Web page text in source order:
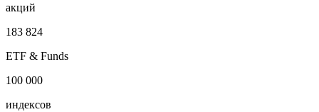
акций
183 824
ETF & Funds
100 000
индексов